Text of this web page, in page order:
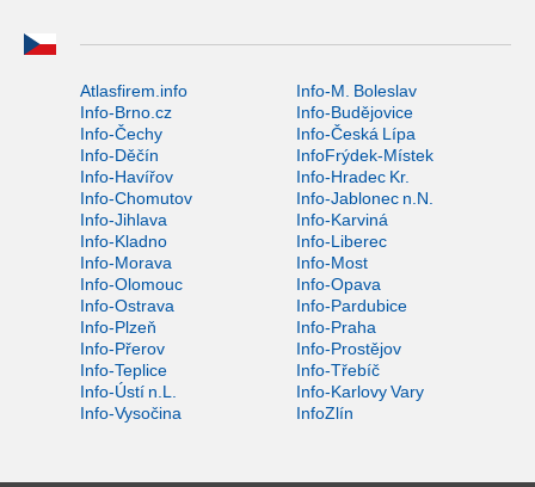
Atlasfirem.info
Info-M. Boleslav
Info-Brno.cz
Info-Budějovice
Info-Čechy
Info-Česká Lípa
Info-Děčín
InfoFrýdek-Místek
Info-Havířov
Info-Hradec Kr.
Info-Chomutov
Info-Jablonec n.N.
Info-Jihlava
Info-Karviná
Info-Kladno
Info-Liberec
Info-Morava
Info-Most
Info-Olomouc
Info-Opava
Info-Ostrava
Info-Pardubice
Info-Plzeň
Info-Praha
Info-Přerov
Info-Prostějov
Info-Teplice
Info-Třebíč
Info-Ústí n.L.
Info-Karlovy Vary
Info-Vysočina
InfoZlín